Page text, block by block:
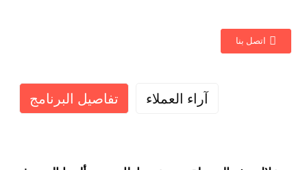
اتصل بنا
تفاصيل البرنامج آراء العملاء